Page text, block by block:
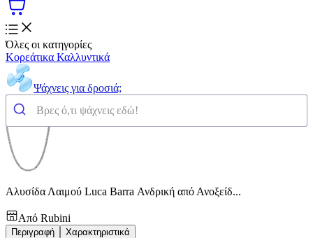
Όλες οι κατηγορίες
Κορεάτικα Καλλυντικά
Ψάχνεις για δροσιά;
Αλυσίδα Λαιμού Luca Barra Ανδρική από Ανοξείδ...
Από Rubini
Περιγραφή Χαρακτηριστικά